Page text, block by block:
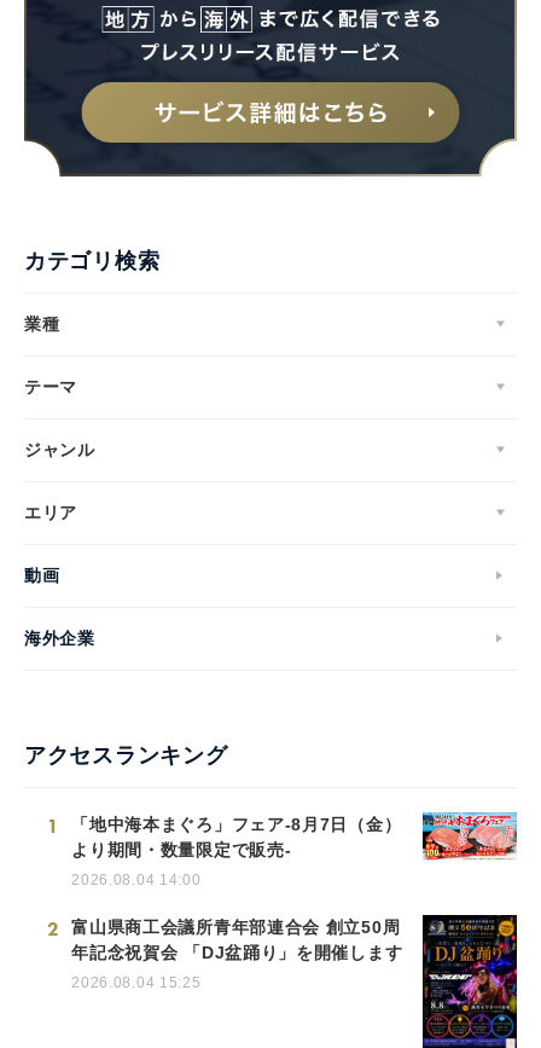
カテゴリ検索
業種
テーマ
ジャンル
エリア
動画
海外企業
アクセスランキング
1
「地中海本まぐろ」フェア-8月7日（金）
より期間・数量限定で販売-
2026.08.04 14:00
2
富山県商工会議所青年部連合会 創立50周
年記念祝賀会 「DJ盆踊り」を開催します
2026.08.04 15:25